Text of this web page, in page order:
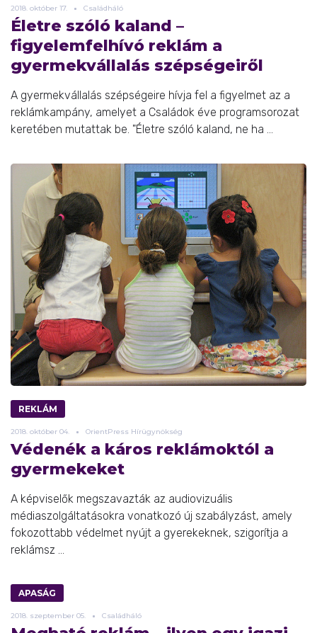
2018. október 17. Családháló
Életre szóló kaland –
figyelemfelhívó reklám a
gyermekvállalás szépségeiről
A gyermekvállalás szépségeire hívja fel a figyelmet az a
reklámkampány, amelyet a Családok éve programsorozat
keretében mutattak be. "Életre szóló kaland, ne ha ...
REKLÁM
2018. október 04. OrientPress Hírügynökség
Védenék a káros reklámoktól a
gyermekeket
A képviselők megszavazták az audiovizuális
médiaszolgáltatásokra vonatkozó új szabályzást, amely
fokozottabb védelmet nyújt a gyerekeknek, szigorítja a
reklámsz ...
APASÁG
2018. szeptember 05. Családháló